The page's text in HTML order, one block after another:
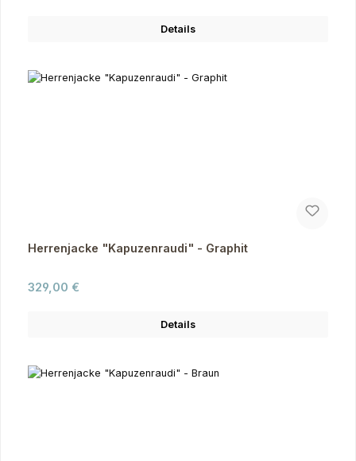
Details
Herrenjacke "Kapuzenraudi" - Graphit
Regulärer Preis:
329,00 €
Details